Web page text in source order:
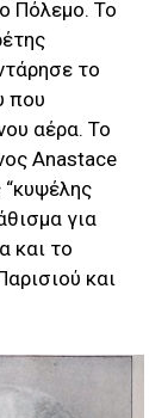
Πόλεμο. Το
το
που
αέρα. Το
Anastace
“κυψέλης
για
και το
και